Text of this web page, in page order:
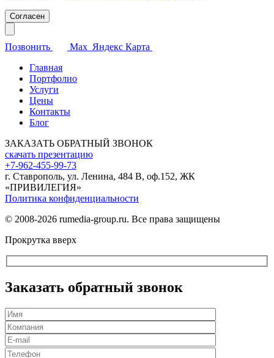
Согласен
Позвонить Max Яндекс Карта
Главная
Портфолио
Услуги
Цены
Контакты
Блог
ЗАКАЗАТЬ ОБРАТНЫЙ ЗВОНОК
скачать презентацию
+7-962-455-99-73
г. Ставрополь, ул. Ленина, 484 В, оф.152, ЖК
«ПРИВИЛЕГИЯ»
Политика конфиденциальности
© 2008-2026 rumedia-group.ru. Все права защищены
Прокрутка вверх
Заказать обратный звонок
Оставьте